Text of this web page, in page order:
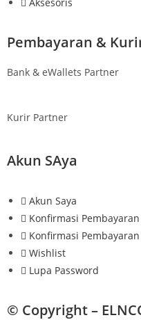
Pembayaran &
Bank & eWallets Partner
Kurir Partner
Akun SAya
Akun Saya
Konfirmasi
Konfirmasi
Wishlist
Lupa Password
© Copyright –